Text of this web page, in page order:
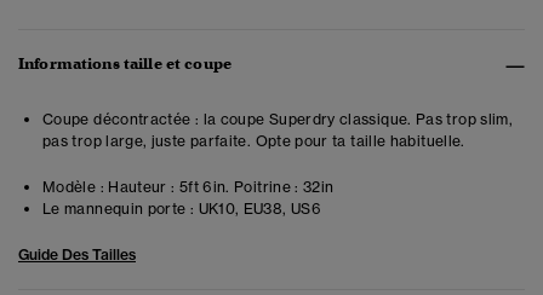
Informations taille et coupe
Coupe décontractée : la coupe Superdry classique. Pas trop slim,
pas trop large, juste parfaite. Opte pour ta taille habituelle.
Modèle : Hauteur : 5ft 6in. Poitrine : 32in
Le mannequin porte : UK10, EU38, US6
Guide Des Tailles